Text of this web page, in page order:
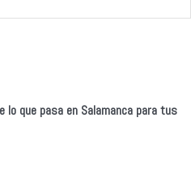
lo que pasa en Salamanca para tus